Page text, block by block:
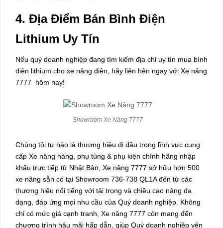
4. Địa Điểm Bán Bình Điện
Lithium Uy Tín
Nếu quý doanh nghiệp đang tìm kiếm địa chỉ uy tín mua bình
điện lithium cho xe nâng điện, hãy liên hện ngay với Xe nâng
7777 hôm nay!
Showroom Xe Nâng 7777
Chúng tôi tự hào là thương hiệu đi đầu trong lĩnh vực cung
cấp Xe nâng hàng, phụ tùng & phụ kiện chính hãng nhập
khẩu trực tiếp từ Nhật Bản, Xe nâng 7777 sở hữu hơn 500
xe nâng sẵn có tại Showroom 736-738 QL1A đến từ các
thương hiệu nổi tiếng với tải trọng và chiều cao nâng đa
dạng, đáp ứng mọi nhu cầu của Quý doanh nghiệp. Không
chỉ có mức giá cạnh tranh, Xe nâng 7777 còn mang đến
chương trình hậu mãi hấp dẫn, giúp Quý doanh nghiệp yên